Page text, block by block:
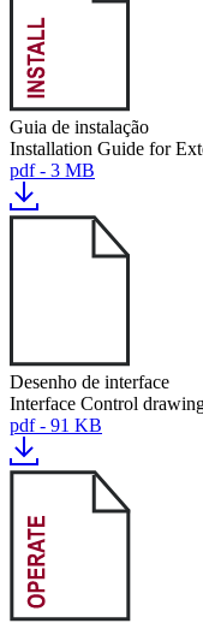
Guia de instalação
Installation Guide for
pdf - 3 MB
Desenho de interface
Interface Control
pdf - 91 KB